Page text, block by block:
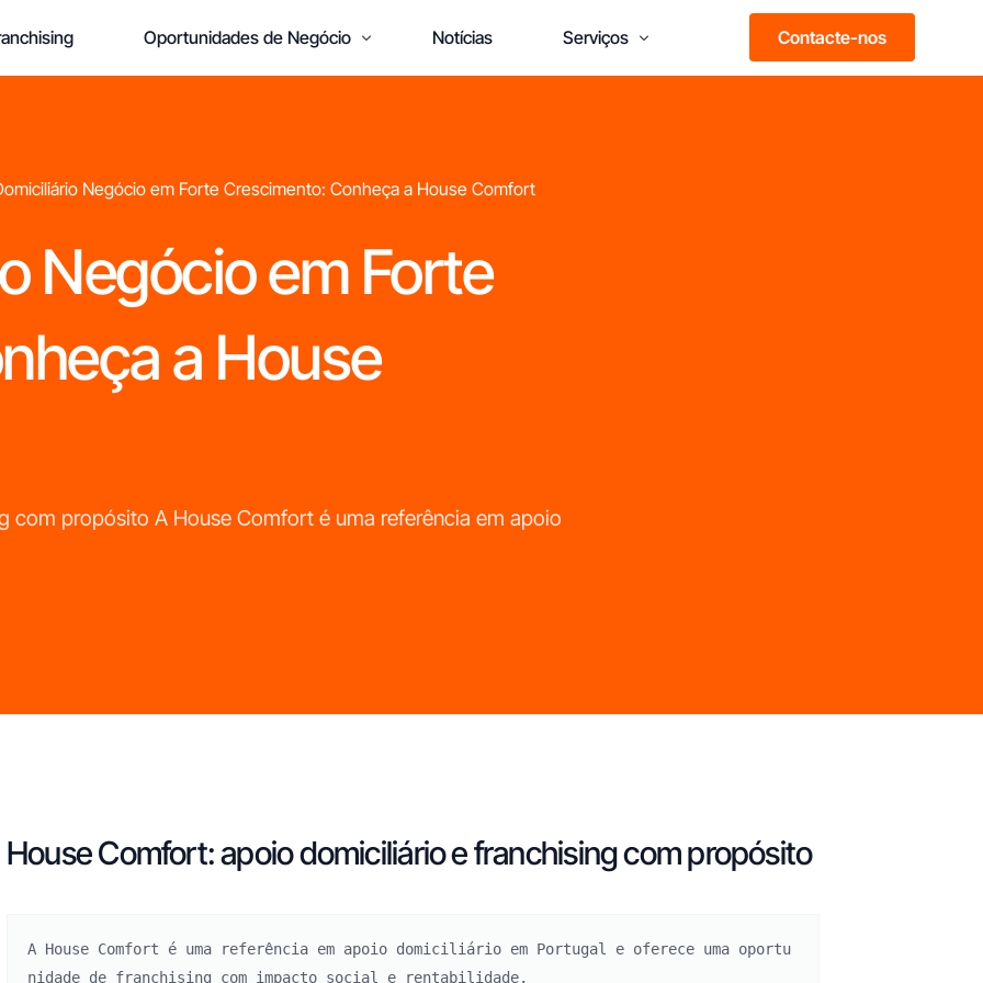
Oportunidades de Negócio
próprio negócio?
Notícias Serviços Contacte-nos
Negócio em Forte Crescimento: Conheça a House Comfort
Negócio em Forte
a House
com propósito A House Comfort é uma referência em apoio
House Comfort: apoio domiciliário e franchising com propósito
A House Comfort é uma referência em apoio domiciliário em Portugal e oferece uma oportu
nidade de franchising com impacto social e rentabilidade.